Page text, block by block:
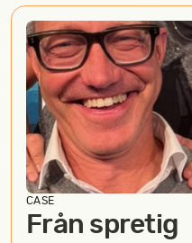
CASE
Från spretig